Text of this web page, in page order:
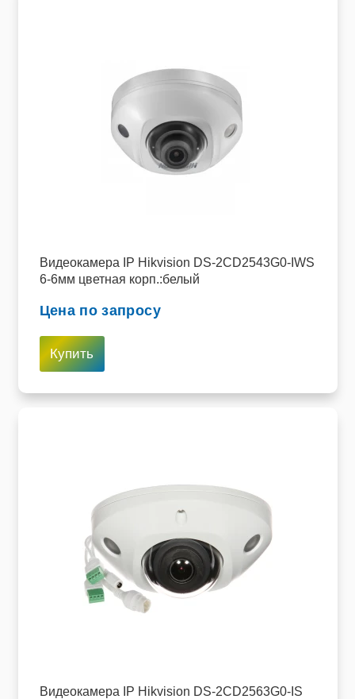
Видеокамера IP Hikvision DS-2CD2543G0-IWS
6-6мм цветная корп.:белый
Цена по запросу
Купить
Видеокамера IP Hikvision DS-2CD2563G0-IS